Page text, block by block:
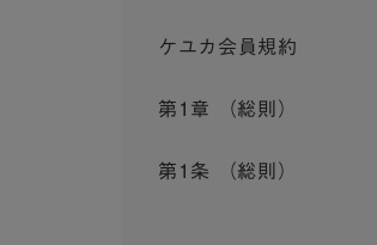
ケユカ会員規約
第1章 （総則）
第1条 （総則）